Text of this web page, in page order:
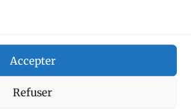
Accepter
Refuser
Espagne
Hébergement JaponJournées